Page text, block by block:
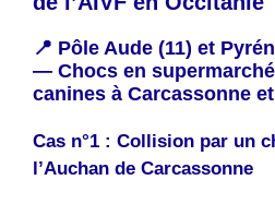
📍 Pôle Aude (11) et
— Chocs en
canines à Carcassonne
Cas n°1 : Collision par un
l’Auchan de Carcassonne